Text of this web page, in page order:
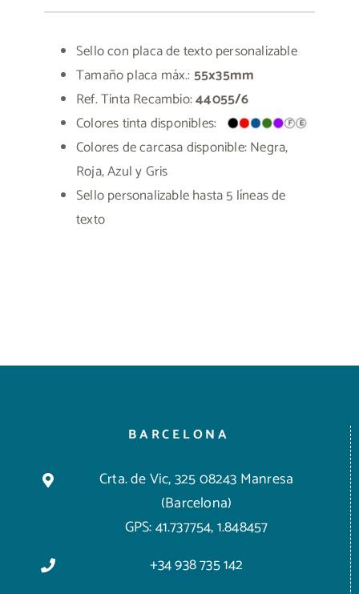
Sello con placa de texto personalizable
Tamaño placa máx.:55x35mm
Ref. Tinta Recambio:44055/6
Colores tinta disponibles:
Colores de carcasa disponible: Negra,
Roja, Azul y Gris
Sello personalizable hasta 5 líneas de
texto
BARCELONA
Crta. de Vic, 325 08243 Manresa
(Barcelona)
GPS: 41.737754, 1.848457
+34 938 735 142